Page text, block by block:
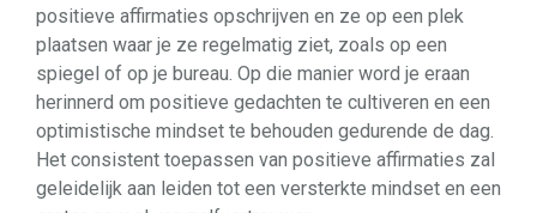
positieve affirmaties opschrijven en ze op een plek
plaatsen waar je ze regelmatig ziet, zoals op een
spiegel of op je bureau. Op die manier word je eraan
herinnerd om positieve gedachten te cultiveren en een
optimistische mindset te behouden gedurende de dag.
Het consistent toepassen van positieve affirmaties zal
geleidelijk aan leiden tot een versterkte mindset en een